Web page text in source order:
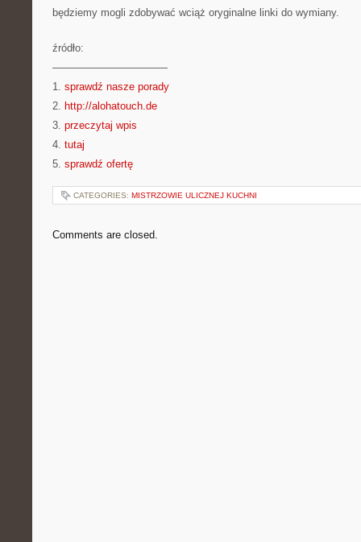
będziemy mogli zdobywać wciąż oryginalne linki do wymiany.
źródło:
———————————
1. sprawdź nasze porady
2. http://alohatouch.de
3. przeczytaj wpis
4. tutaj
5. sprawdź ofertę
CATEGORIES: MISTRZOWIE ULICZNEJ KUCHNI
Comments are closed.